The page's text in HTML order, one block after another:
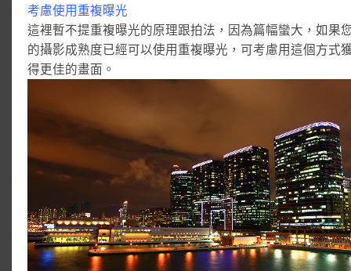
考慮使用重複曝光
這裡暫不提重複曝光的原理跟拍法，因為篇幅蠻大，如果
的攝影成熟度已經可以使用重複曝光，可考慮用這個方式
得更佳的畫面。